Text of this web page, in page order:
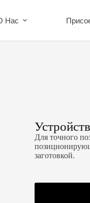
Нас
Для точного
заготовкой.